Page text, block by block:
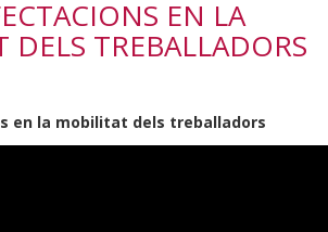
EN LA
DELS TREBALLADORS
en la mobilitat dels treballadors